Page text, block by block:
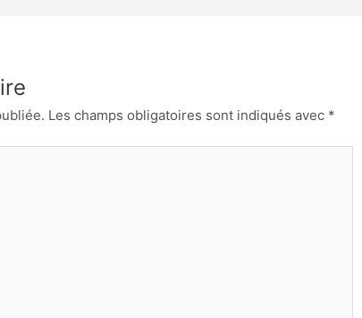
Les champs obligatoires sont indiqués avec *